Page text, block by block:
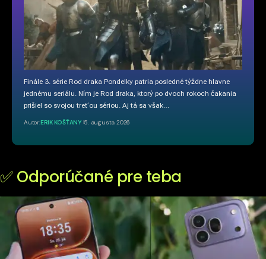
Finále 3. série Rod draka Pondelky patria posledné týždne hlavne
jednému seriálu. Ním je Rod draka, ktorý po dvoch rokoch čakania
prišiel so svojou treťou sériou. Aj tá sa však…
Autor:ERIK KOŠŤANY 5. augusta 2026
✅ Odporúčané pre teba